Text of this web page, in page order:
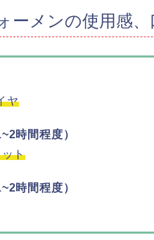
ーメンの使用感、
ヤ
時間程度）
ト
時間程度）